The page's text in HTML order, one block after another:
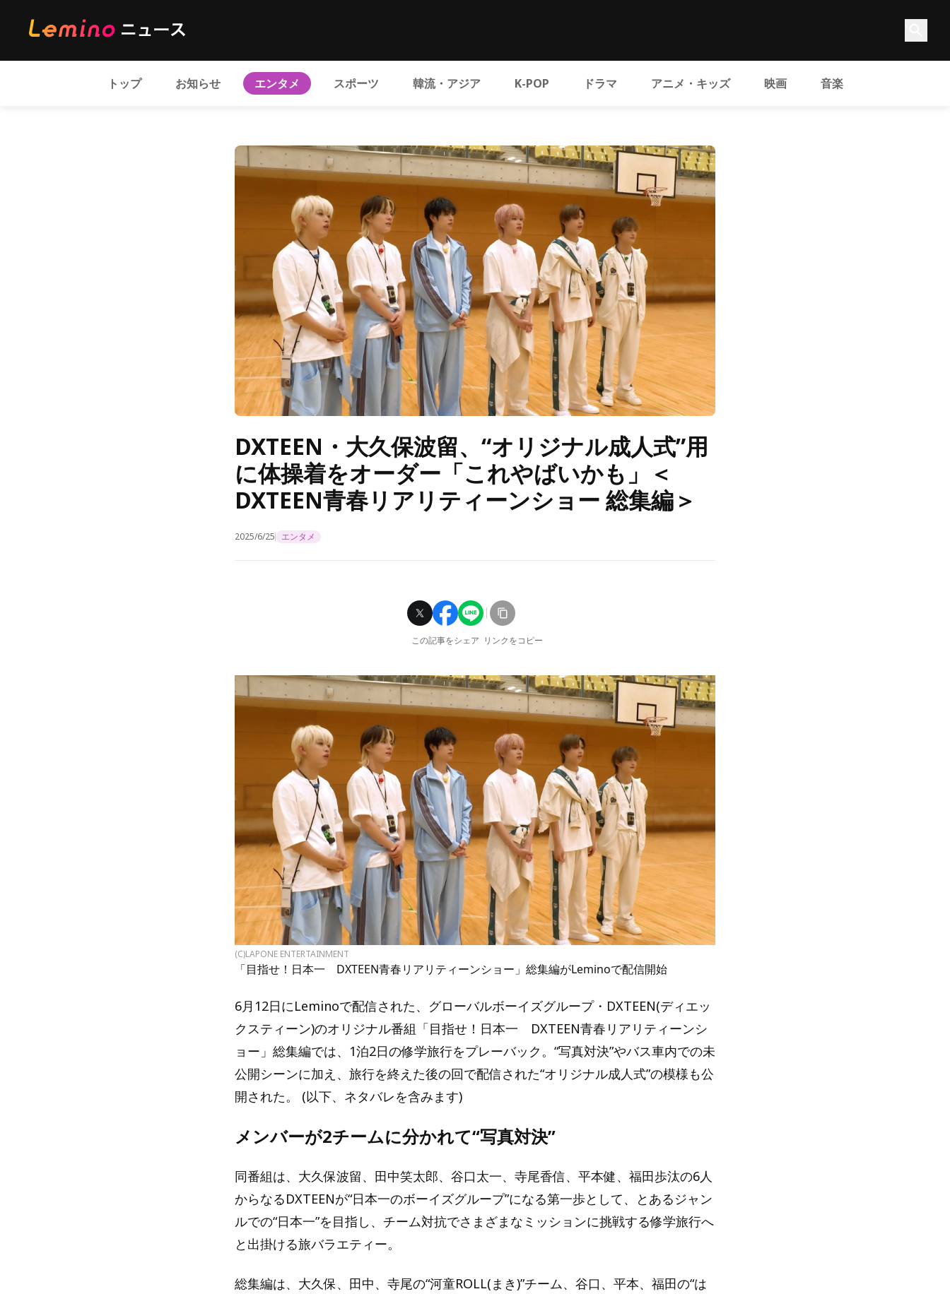
トップ お知らせ エンタメ スポーツ 韓流・アジア K-POP ドラマ アニメ・キッズ 映画 音楽
DXTEEN・大久保波留、“オリジナル成人式”用
に体操着をオーダー「これやばいかも」＜
DXTEEN青春リアリティーンショー 総集編＞
2025/6/25 エンタメ
この記事をシェア リンクをコピー
(C)LAPONE ENTERTAINMENT
「目指せ！日本一 DXTEEN青春リアリティーンショー」総集編がLeminoで配信開始
6月12日にLeminoで配信された、グローバルボーイズグループ・DXTEEN(ディエッ
クスティーン)のオリジナル番組「目指せ！日本一 DXTEEN青春リアリティーンシ
ョー」総集編では、1泊2日の修学旅行をプレーバック。“写真対決”やバス車内での未
公開シーンに加え、旅行を終えた後の回で配信された“オリジナル成人式”の模様も公
開された。 (以下、ネタバレを含みます)
メンバーが2チームに分かれて“写真対決”
同番組は、大久保波留、田中笑太郎、谷口太一、寺尾香信、平本健、福田歩汰の6人
からなるDXTEENが“日本一のボーイズグループ”になる第一歩として、とあるジャン
ルでの“日本一”を目指し、チーム対抗でさまざまなミッションに挑戦する修学旅行へ
と出掛ける旅バラエティー。
総集編は、大久保、田中、寺尾の“河童ROLL(まき)”チーム、谷口、平本、福田の“は